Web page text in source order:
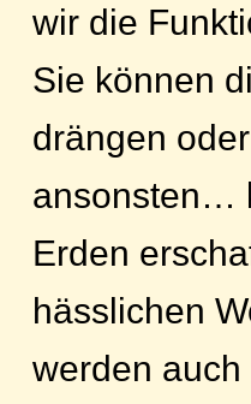
wir die
Sie können
drängen
ansonsten…
Erden
hässlichen
werden